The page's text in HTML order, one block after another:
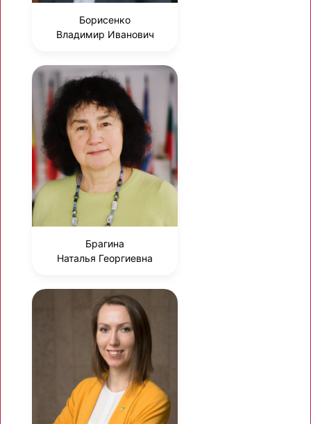
Борисенко
Владимир Иванович
Брагина
Наталья Георгиевна